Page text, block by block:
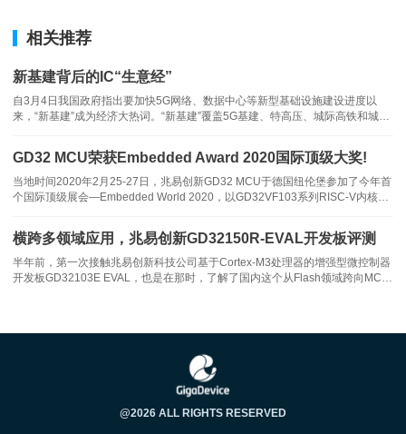
长期坚持的多产线资源布局
相关推荐
新基建背后的IC“生意经”
自3月4日我国政府指出要加快5G网络、数据中心等新型基础设施建设进度以
来，“新基建”成为经济大热词。“新基建”覆盖5G基建、特高压、城际高铁和城市
完全可以用硬核科技四个字来概括，而处于最上游的半导体业又将如何厉兵秣
马?为何是新基建
GD32 MCU荣获Embedded Award 2020国际顶级大奖!
当地时间2020年2月25-27日，兆易创新GD32 MCU于德国纽伦堡参加了今年首
个国际顶级展会—Embedded World 2020，以GD32VF103系列RISC-V内核
件产品大奖!兆易创新 GD32 MCU是中国高
横跨多领域应用，兆易创新GD32150R-EVAL开发板评测
半年前，第一次接触兆易创新科技公司基于Cortex-M3处理器的增强型微控制器
开发板GD32103E EVAL，也是在那时，了解了国内这个从Flash领域跨向MCU
@2026 ALL RIGHTS RESERVED